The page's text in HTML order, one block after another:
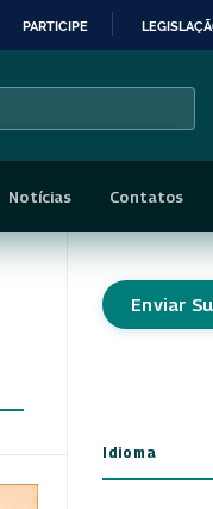
PARTICIPE
Notícias Contatos
Enviar
Idioma